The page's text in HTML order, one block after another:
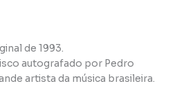
de 1993.
autografado por Pedro
artista da música brasileira.